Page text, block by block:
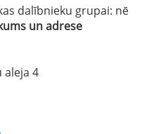
dalībnieku grupai: nē
un adrese
aleja 4